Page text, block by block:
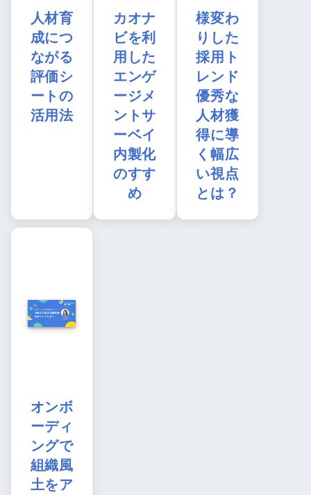
人材育
成につ
ながる
評価シ
ートの
活用法
カオナ
ビを利
用した
エンゲ
ージメ
ントサ
ーベイ
内製化
のすす
め
様変わ
りした
採用ト
レンド
優秀な
人材獲
得に導
く幅広
い視点
とは？
オンボ
ーディ
ングで
組織風
土をア